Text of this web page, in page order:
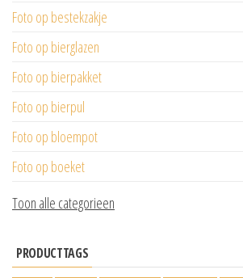
Foto op bestekzakje
Foto op bierglazen
Foto op bierpakket
Foto op bierpul
Foto op bloempot
Foto op boeket
Toon alle categorieen
PRODUCTTAGS